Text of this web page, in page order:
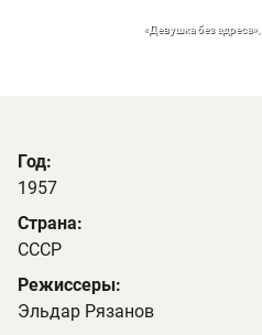
«Девушка без
Год:
1957
Страна:
СССР
Режиссеры:
Эльдар Рязанов